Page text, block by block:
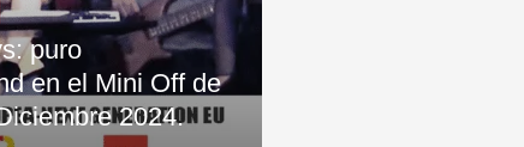
puro
en el Mini Off de
2024.